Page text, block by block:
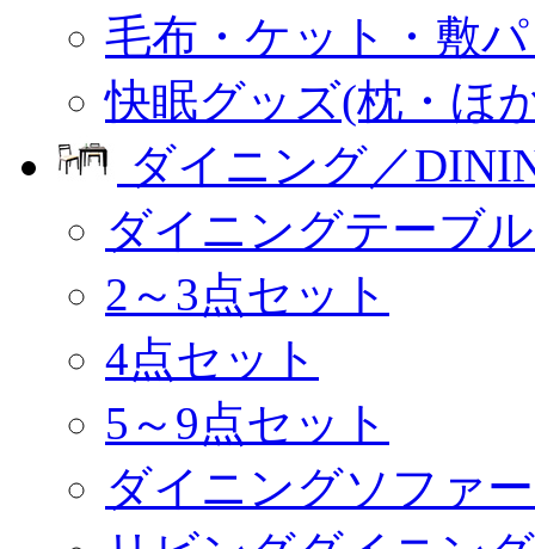
毛布・ケット・敷
快眠グッズ(枕・ほ
ダイニング／
ダイニングテーブ
2～3点セット
4点セット
5～9点セット
ダイニングソファ